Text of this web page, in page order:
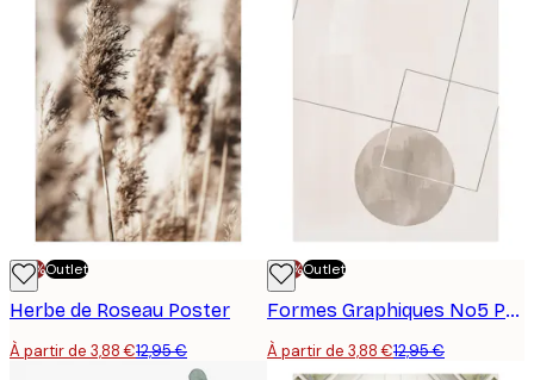
-70%Outlet
Herbe de Roseau Poster
À partir de 3,88 €12,95 €
-70%Outlet
Formes Graphiques No5 Poster
À partir de 3,88 €12,95 €